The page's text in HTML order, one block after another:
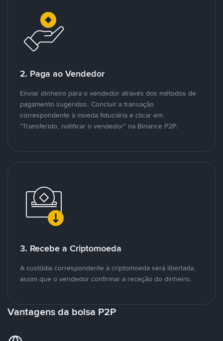
2. Paga ao Vendedor
Enviar dinheiro para o vendedor através dos métodos de
pagamento sugeridos. Concluir a transação
correspondente à moeda fiduciária e clicar em
"Transferido, notificar o vendedor" na Binance P2P.
3. Recebe a Criptomoeda
A custódia correspondente à criptomoeda será libertada,
assim que o vendedor confirmar a receção do dinheiro.
Vantagens da bolsa P2P